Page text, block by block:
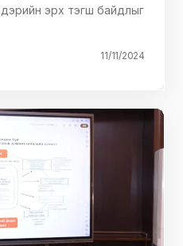
эрх тэгш байдлыг
11/11/2024